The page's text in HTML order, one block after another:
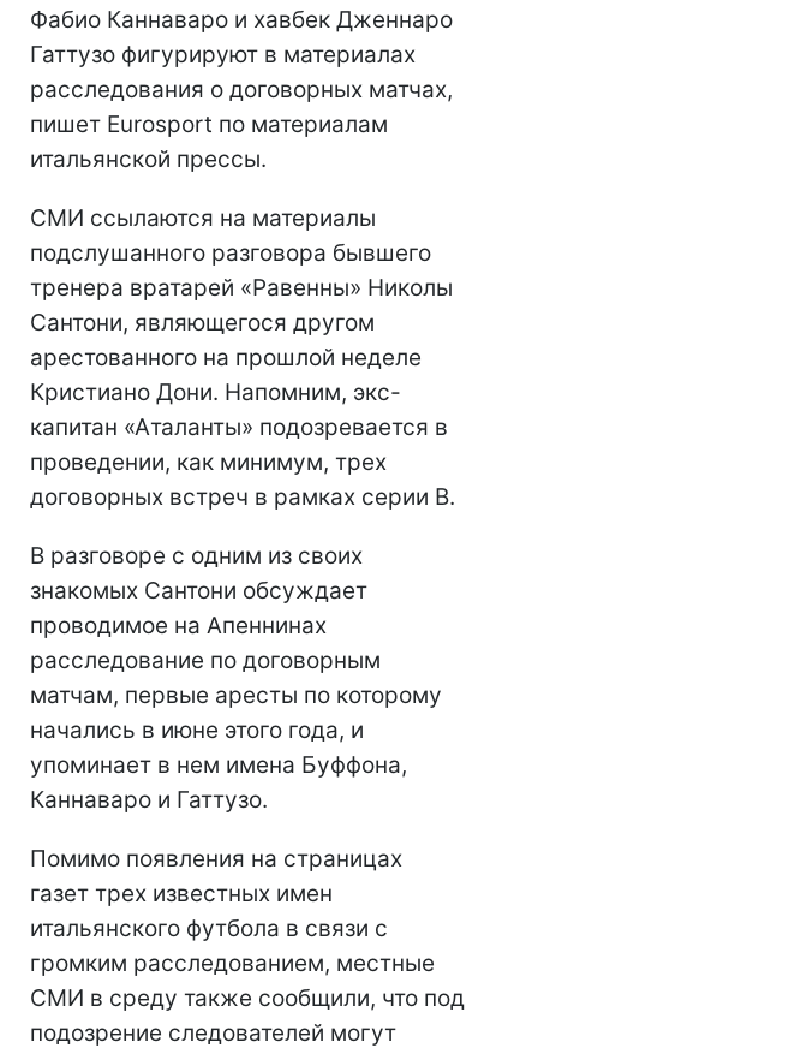
Фабио Каннаваро и хавбек Дженнаро
Гаттузо фигурируют в материалах
расследования о договорных матчах,
пишет Eurosport по материалам
итальянской прессы.
СМИ ссылаются на материалы
подслушанного разговора бывшего
тренера вратарей «Равенны» Николы
Сантони, являющегося другом
арестованного на прошлой неделе
Кристиано Дони. Напомним, экс-
капитан «Аталанты» подозревается в
проведении, как минимум, трех
договорных встреч в рамках серии В.
В разговоре с одним из своих
знакомых Сантони обсуждает
проводимое на Апеннинах
расследование по договорным
матчам, первые аресты по которому
начались в июне этого года, и
упоминает в нем имена Буффона,
Каннаваро и Гаттузо.
Помимо появления на страницах
газет трех известных имен
итальянского футбола в связи с
громким расследованием, местные
СМИ в среду также сообщили, что под
подозрение следователей могут